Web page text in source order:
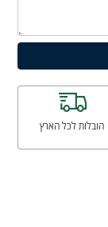
הובלות לכל הארץ